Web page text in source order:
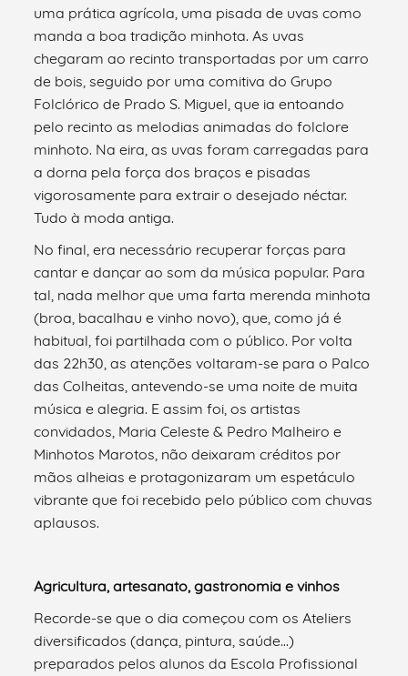
uma prática agrícola, uma pisada de uvas como
manda a boa tradição minhota. As uvas
chegaram ao recinto transportadas por um carro
de bois, seguido por uma comitiva do Grupo
Folclórico de Prado S. Miguel, que ia entoando
pelo recinto as melodias animadas do folclore
minhoto. Na eira, as uvas foram carregadas para
a dorna pela força dos braços e pisadas
vigorosamente para extrair o desejado néctar.
Tudo à moda antiga.
No final, era necessário recuperar forças para
cantar e dançar ao som da música popular. Para
tal, nada melhor que uma farta merenda minhota
(broa, bacalhau e vinho novo), que, como já é
habitual, foi partilhada com o público. Por volta
das 22h30, as atenções voltaram-se para o Palco
das Colheitas, antevendo-se uma noite de muita
música e alegria. E assim foi, os artistas
convidados, Maria Celeste & Pedro Malheiro e
Minhotos Marotos, não deixaram créditos por
mãos alheias e protagonizaram um espetáculo
vibrante que foi recebido pelo público com chuvas
aplausos.
Agricultura, artesanato, gastronomia e vinhos
Recorde-se que o dia começou com os Ateliers
diversificados (dança, pintura, saúde…)
preparados pelos alunos da Escola Profissional